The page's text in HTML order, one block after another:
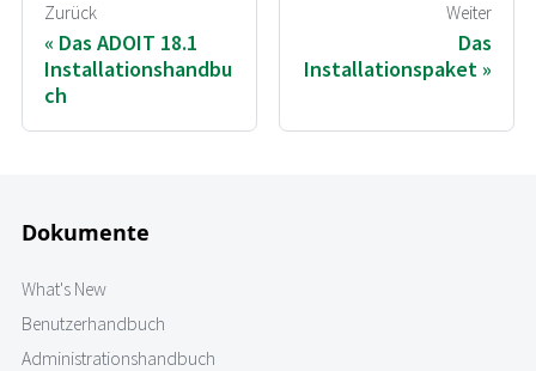
Zurück
Das ADOIT 18.1
Installationshandbu
ch
Weiter
Das
Installationspaket
Dokumente
What's New
Benutzerhandbuch
Administrationshandbuch